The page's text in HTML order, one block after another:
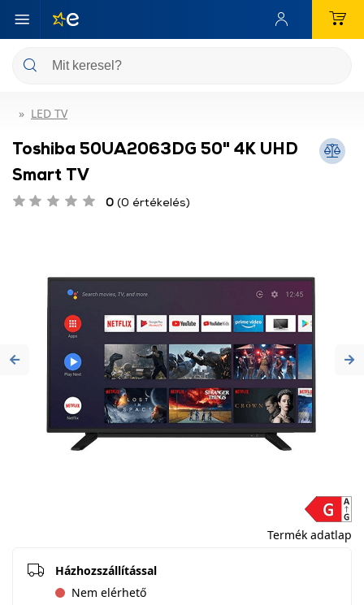
LED TV
Toshiba 50UA2063DG 50" 4K UHD
Smart TV
0 (0 értékelés)
Previous
Termék adatlap
Házhozszállítással
Nem elérhető